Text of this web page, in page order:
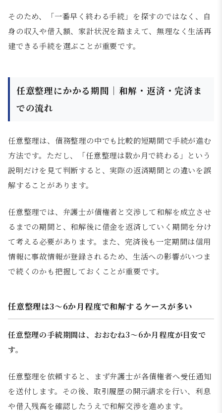
そのため、「一番早く終わる手続」を探すのではなく、自
身の収入や借入額、家計状況を踏まえて、無理なく生活再
建できる手続を選ぶことが重要です。
任意整理にかかる期間｜和解・返済・完済ま
での流れ
任意整理は、債務整理の中でも比較的短期間で手続が進む
方法です。ただし、「任意整理は数か月で終わる」という
説明だけを見て判断すると、実際の返済期間との違いを誤
解することがあります。
任意整理では、弁護士が債権者と交渉して和解を成立させ
るまでの期間と、和解後に借金を返済していく期間を分け
て考える必要があります。また、完済後も一定期間は信用
情報に事故情報が登録されるため、生活への影響がいつま
で続くのかも把握しておくことが重要です。
任意整理は3〜6か月程度で和解するケースが多い
任意整理の手続期間は、おおむね3〜6か月程度が目安で
す。
任意整理を依頼すると、まず弁護士が各債権者へ受任通知
を送付します。その後、取引履歴の開示請求を行い、利息
や借入残高を確認したうえで和解交渉を進めます。